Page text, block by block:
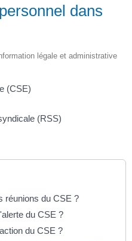
dans
légale et administrative
(CSE)
(RSS)
réunions du CSE ?
du CSE ?
du CSE ?